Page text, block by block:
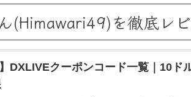
(Himawari49)を徹底レ
DXLIVEクーポンコード一覧｜10ド